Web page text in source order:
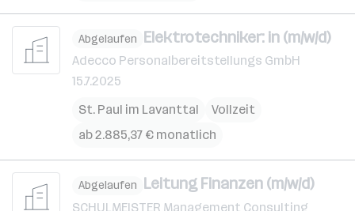
Abgelaufen Elektrotechniker: in (m/w/d)
Adecco Personalbereitstellungs GmbH
15.7.2025
St. Paul im Lavanttal
Vollzeit
ab 2.885,37 € monatlich
Abgelaufen Leitung Finanzen (m/w/d)
SCHULMEISTER Management Consulting